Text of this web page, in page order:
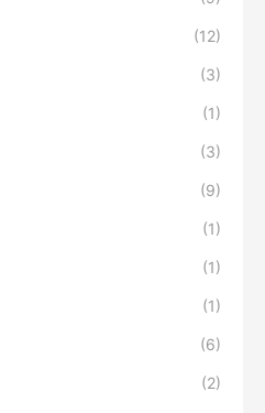
(12)
(3)
(1)
(3)
(9)
(1)
(1)
(1)
(6)
(2)